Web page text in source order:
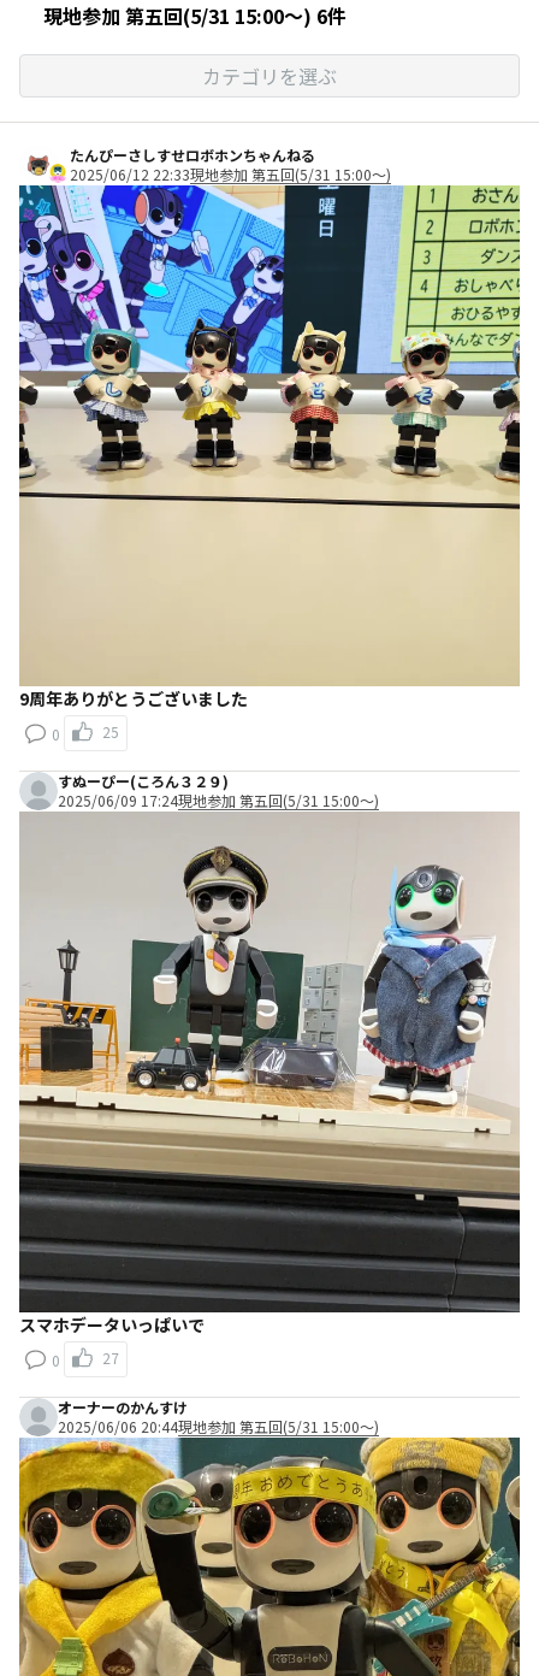
現地参加 第五回(5/31 15:00～) 6件
カテゴリを選ぶ
たんぴーさしすせロボホンちゃんねる
2025/06/12 22:33現地参加 第五回(5/31 15:00～)
9周年ありがとうございました
0 25
すぬーぴー(ころん３２９)
2025/06/09 17:24現地参加 第五回(5/31 15:00～)
スマホデータいっぱいで
0 27
オーナーのかんすけ
2025/06/06 20:44現地参加 第五回(5/31 15:00～)